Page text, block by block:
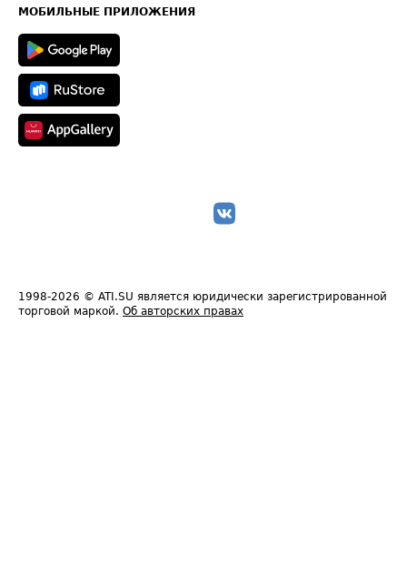
Техническая информация
МОБИЛЬНЫЕ ПРИЛОЖЕНИЯ
1998-2026 © ATI.SU является юридически зарегистрированной
торговой маркой. Об авторских правах